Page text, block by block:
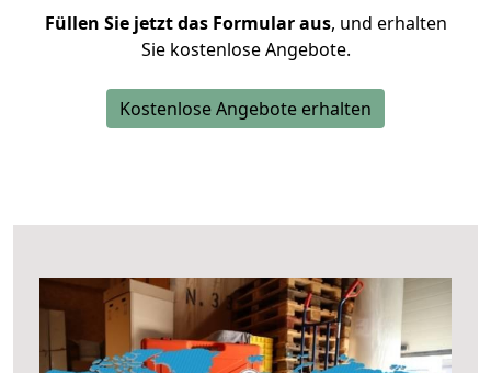
Füllen Sie jetzt das Formular aus, und erhalten
Sie kostenlose Angebote.
Kostenlose Angebote erhalten